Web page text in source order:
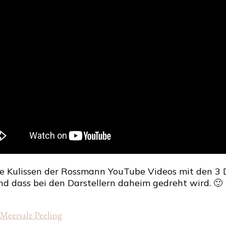
der Rossmann YouTube Videos mit den
dass bei den Darstellern daheim gedreht wird. 🙂
Peeling